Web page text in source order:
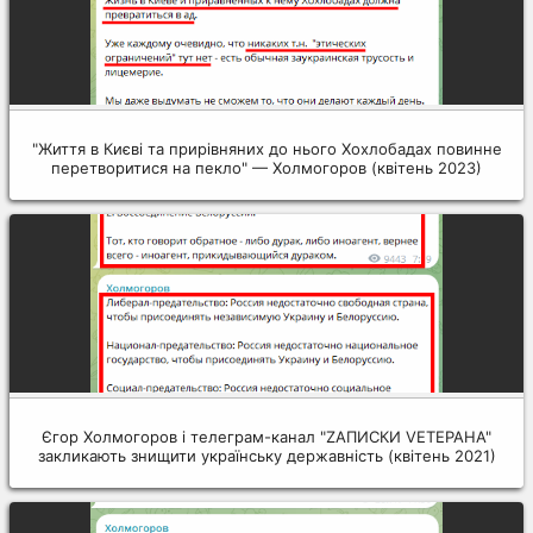
"Життя в Києві та прирівняних до нього Хохлобадах повинне
перетворитися на пекло" — Холмогоров (квітень 2023)
Єгор Холмогоров і телеграм-канал "ZАПИСКИ VЕТЕРАНА"
закликають знищити українську державність (квітень 2021)